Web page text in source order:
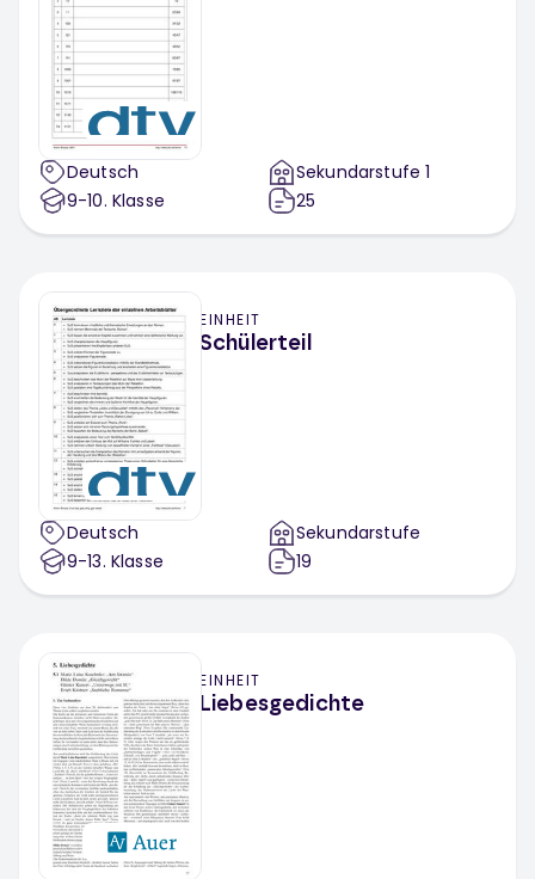
Deutsch
9-10. Klasse
Sekundarstufe 1
25
EINHEIT
Schülerteil
Deutsch
9-13. Klasse
Sekundarstufe
19
EINHEIT
Liebesgedichte